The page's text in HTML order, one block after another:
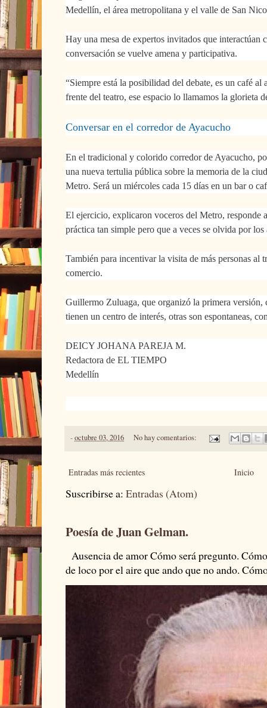
Medellín, el área metropolitana y el valle de San
Hay una mesa de expertos invitados que interactúan
conversación se vuelve amena y participativa.
“Siempre está la posibilidad del debate, es un café al
frente del teatro, ese espacio lo llamamos la glorieta
Conversar en el corredor de Ayacucho
En el tradicional y colorido corredor de Ayacucho,
una nueva tertulia pública sobre la memoria de la
Metro. Será un miércoles cada 15 días en un bar o
El ejercicio, explicaron voceros del Metro, responde
práctica tan simple pero que a veces se olvida por los
También para incentivar la visita de más personas al
comercio.
Guillermo Zuluaga, que organizó la primera versión,
tienen un centro de interés, otras son espontaneas,
DEICY JOHANA PAREJA M.
Redactora de EL TIEMPO
Medellín
-octubre 03, 2016 No hay comentarios:
Entradas más recientes Inicio
Suscribirse a: Entradas (Atom)
Poesía de Juan Gelman.
Ausencia de amor Cómo será pregunto.
de loco por el aire que ando que no ando.